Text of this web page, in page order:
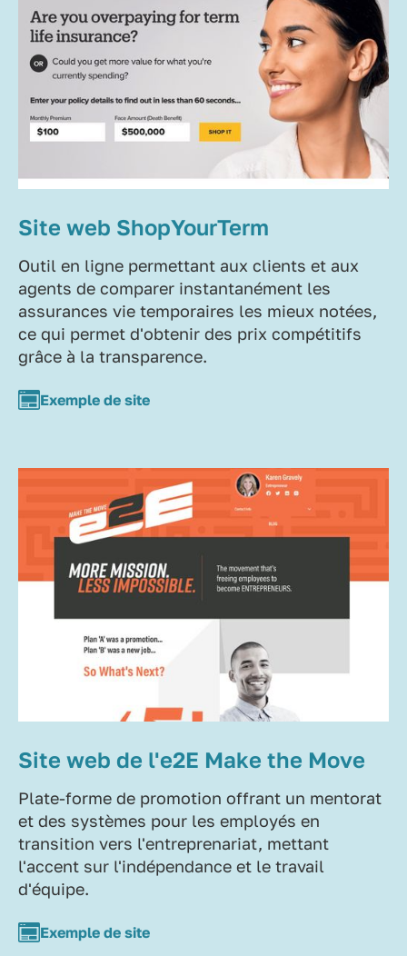
Site web ShopYourTerm
Outil en ligne permettant aux clients et aux
agents de comparer instantanément les
assurances vie temporaires les mieux notées,
ce qui permet d'obtenir des prix compétitifs
grâce à la transparence.
Exemple de site
Site web de l'e2E Make the Move
Plate-forme de promotion offrant un mentorat
et des systèmes pour les employés en
transition vers l'entreprenariat, mettant
l'accent sur l'indépendance et le travail
d'équipe.
Exemple de site